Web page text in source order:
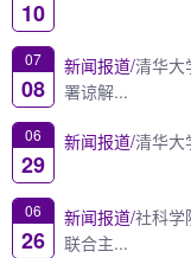
10
07
08
新闻报道/清华大
署谅解...
06
29
新闻报道/清华大
06
26
新闻报道/社科学
联合主...